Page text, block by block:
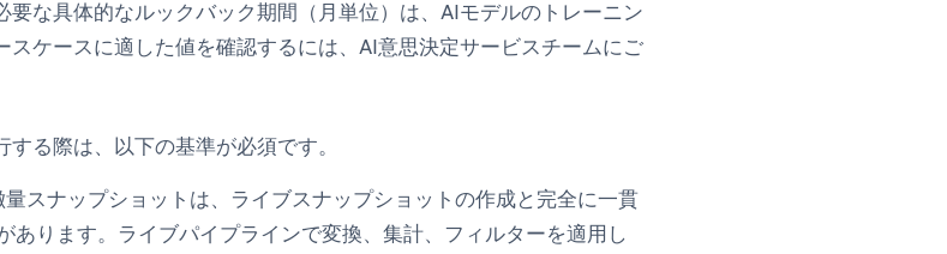
要な具体的なルックバック期間（月単位）は、AIモデルのトレーニン
スケースに適した値を確認するには、AI意思決定サービスチームにご
る際は、以下の基準が必須です。
スナップショットは、ライブスナップショットの作成と完全に一貫
あります。ライブパイプラインで変換、集計、フィルターを適用し